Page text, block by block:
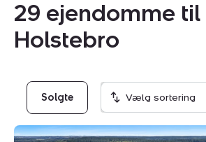
29 ejendomme til
Holstebro
Solgte Vælg sortering
Landejendom: